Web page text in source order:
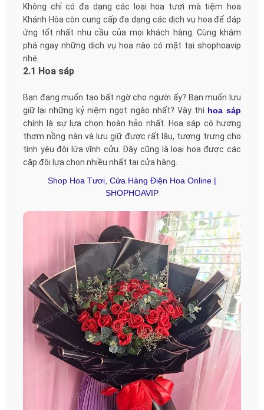
Không chỉ có đa dạng các loại hoa tươi mà tiệm hoa
Khánh Hòa còn cung cấp đa dạng các dịch vụ hoa để đáp
ứng tốt nhất nhu cầu của mọi khách hàng. Cùng khám
phá ngay những dịch vụ hoa nào có mặt tại shophoavip
nhé.
2.1 Hoa sáp
Bạn đang muốn tạo bất ngờ cho người ấy? Bạn muốn lưu
giữ lại những kỷ niệm ngọt ngào nhất? Vậy thì hoa sáp
chính là sự lựa chọn hoàn hảo nhất. Hoa sáp có hương
thơm nồng nàn và lưu giữ được rất lâu, tượng trưng cho
tình yêu đôi lứa vĩnh cửu. Đây cũng là loại hoa được các
cặp đôi lựa chọn nhiều nhất tại cửa hàng.
Shop Hoa Tươi, Cửa Hàng Điện Hoa Online |
SHOPHOAVIP